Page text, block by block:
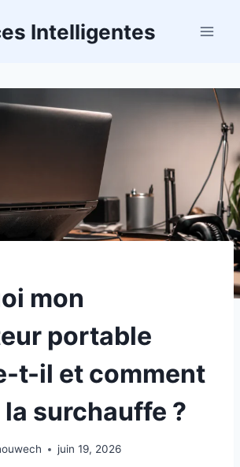
Intelligentes
mon
portable
t-il et comment
surchauffe ?
juin 19, 2026